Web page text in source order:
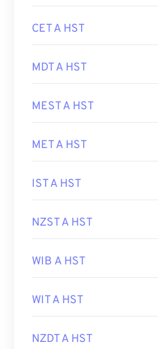
CET A HST
MDT A HST
MEST A HST
MET A HST
IST A HST
NZST A HST
WIB A HST
WIT A HST
NZDT A HST